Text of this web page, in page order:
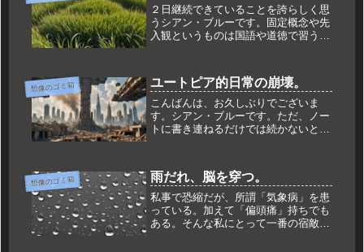
２日継続できていることを誇らしく思
うシアン・ブルーです。固定概念や先
入観というものは国語や道徳で習うよ
れずにいる。いや、私が・・・具体例
を挙げるわけにはいかないが自身の持
っ...
想像のゴミ箱 ユートピア的日常の崩壊。
こんばんは、お久しぶりでございま
す。シアン・ブルーです。ただ、ノー
トに書き連ねるだけでは続かないと思
たからといえど、続かない性分は治ら
ないものですね。本日、こうしてまた
画面...
想像のゴミ箱 雨だれ、脳を穿つ。
私事で恐縮だが、所謂「気象病」を患
っている。加えて「偏頭痛」持ちでも
ある。そんな私にとって一番の宿敵は